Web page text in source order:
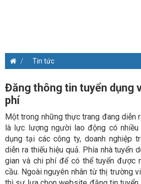
Tin tức
Đăng thông tin tuyển dụng
phí
Một trong những thực trang đang diễn
là lực lượng người lao động có
dụng tại các công ty, doanh nghiệp
diễn ra thiếu hiệu quả. Phía nhà tuyển
gian và chi phí để có thể tuyển được
cầu. Ngoài nguyên nhân từ thị trường